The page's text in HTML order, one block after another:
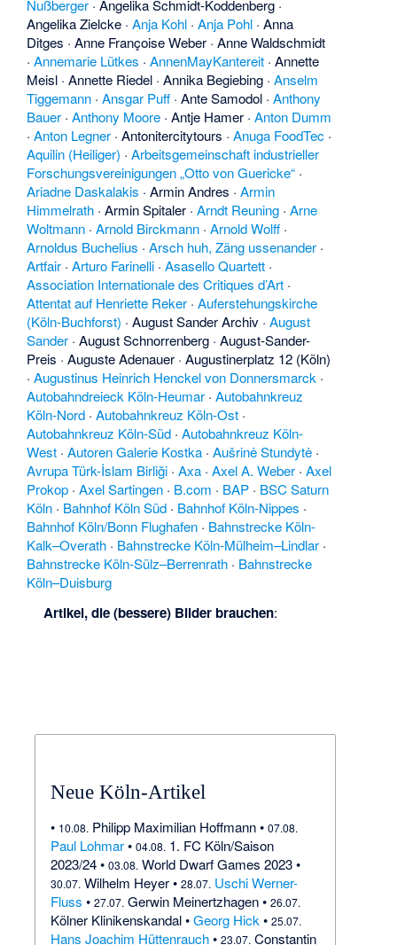
Nußberger ·Angelika Schmidt-Koddenberg ·
Angelika Zielcke ·Anja Kohl ·Anja Pohl ·Anna
Ditges ·Anne Françoise Weber ·Anne Waldschmidt
·Annemarie Lütkes ·AnnenMayKantereit ·Annette
Meisl ·Annette Riedel ·Annika Begiebing ·Anselm
Tiggemann ·Ansgar Puff ·Ante Samodol ·Anthony
Bauer ·Anthony Moore ·Antje Hamer ·Anton Dumm
·Anton Legner ·Antonitercitytours ·Anuga FoodTec ·
Aquilin (Heiliger) ·Arbeitsgemeinschaft industrieller
Forschungsvereinigungen „Otto von Guericke“ ·
Ariadne Daskalakis ·Armin Andres ·Armin
Himmelrath ·Armin Spitaler ·Arndt Reuning ·Arne
Woltmann ·Arnold Birckmann ·Arnold Wolff ·
Arnoldus Buchelius ·Arsch huh, Zäng ussenander ·
Artfair ·Arturo Farinelli ·Asasello Quartett ·
Association Internationale des Critiques d’Art ·
Attentat auf Henriette Reker ·Auferstehungskirche
(Köln-Buchforst) ·August Sander Archiv ·August
Sander ·August Schnorrenberg ·August-Sander-
Preis ·Auguste Adenauer ·Augustinerplatz 12 (Köln)
·Augustinus Heinrich Henckel von Donnersmarck ·
Autobahndreieck Köln-Heumar ·Autobahnkreuz
Köln-Nord ·Autobahnkreuz Köln-Ost ·
Autobahnkreuz Köln-Süd ·Autobahnkreuz Köln-
West ·Autoren Galerie Kostka ·Aušrinė Stundytė ·
Avrupa Türk-İslam Birliği ·Axa ·Axel A. Weber ·Axel
Prokop ·Axel Sartingen · B.com · BAP · BSC Saturn
Köln · Bahnhof Köln Süd · Bahnhof Köln-Nippes ·
Bahnhof Köln/Bonn Flughafen · Bahnstrecke Köln-
Kalk–Overath · Bahnstrecke Köln-Mülheim–Lindlar ·
Bahnstrecke Köln-Sülz–Berrenrath · Bahnstrecke
Köln–Duisburg
Artikel, die (bessere) Bilder brauchen:
Neue Köln-Artikel
• 10.08. Philipp Maximilian Hoffmann•07.08.
Paul Lohmar•04.08. 1. FC Köln/Saison
2023/24•03.08. World Dwarf Games 2023•
30.07. Wilhelm Heyer•28.07. Uschi Werner-
Fluss •27.07. Gerwin Meinertzhagen•26.07.
Kölner Klinikenskandal•Georg Hick •25.07.
Hans Joachim Hüttenrauch•23.07. Constantin